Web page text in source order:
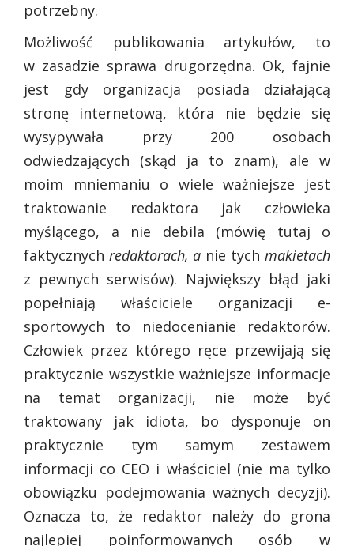
potrzebny.
Możliwość publikowania artykułów, to
w zasadzie sprawa drugorzędna. Ok, fajnie
jest gdy organizacja posiada działającą
stronę internetową, która nie będzie się
wysypywała przy 200 osobach
odwiedzających (skąd ja to znam), ale w
moim mniemaniu o wiele ważniejsze jest
traktowanie redaktora jak człowieka
myślącego, a nie debila (mówię tutaj o
faktycznych redaktorach, a nie tych makietach
z pewnych serwisów). Największy błąd jaki
popełniają właściciele organizacji e-
sportowych to niedocenianie redaktorów.
Człowiek przez którego ręce przewijają się
praktycznie wszystkie ważniejsze informacje
na temat organizacji, nie może być
traktowany jak idiota, bo dysponuje on
praktycznie tym samym zestawem
informacji co CEO i właściciel (nie ma tylko
obowiązku podejmowania ważnych decyzji).
Oznacza to, że redaktor należy do grona
najlepiej poinformowanych osób w